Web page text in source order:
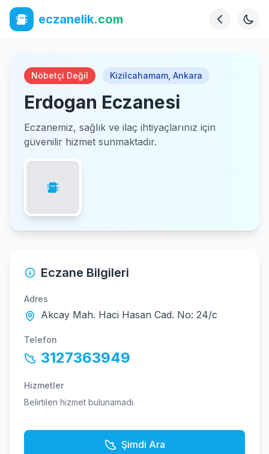
eczanelik.com
Nöbetçi Değil Kizilcahamam Ankara
Erdogan Eczanesi
Eczanemiz, sağlık ve ilaç ihtiyaçlarınız için
güvenilir hizmet sunmaktadır.
Eczane Bilgileri
Adres
Akcay Mah. Haci Hasan Cad. No: 24/c
Telefon
3127363949
Hizmetler
Belirtilen hizmet bulunamadı.
Şimdi Ara